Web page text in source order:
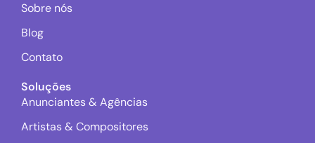
Sobre nós
Blog
Contato
Soluções
Anunciantes & Agências
Artistas & Compositores